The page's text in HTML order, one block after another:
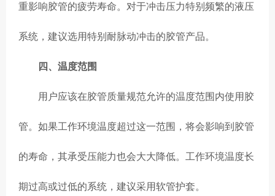
重影响胶管的疲劳寿命。对于冲击压力特别频繁的液压
系统，建议选用特别耐脉动冲击的胶管产品。
四、温度范围
用户应该在胶管质量规范允许的温度范围内使用胶
管。如果工作环境温度超过这一范围，将会影响到胶管
的寿命，其承受压能力也会大大降低。工作环境温度长
期过高或过低的系统，建议采用软管护套。